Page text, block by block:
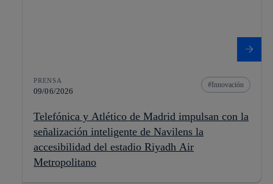
PRENSA
09/06/2026
Innovación
Telefónica y Atlético de Madrid impulsan con la
señalización inteligente de Navilens la
accesibilidad del estadio Riyadh Air
Metropolitano